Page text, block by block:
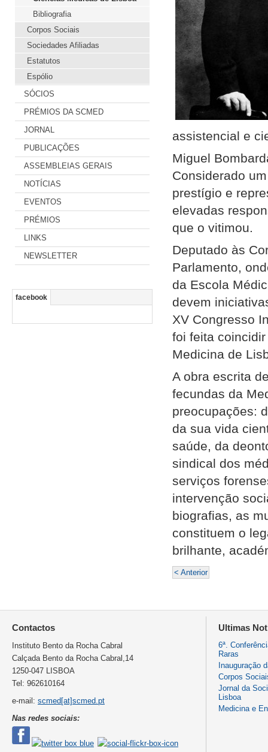
Bibliografia
Corpos Sociais
Sociedades Afiliadas
Estatutos
Espólio
SÓCIOS
PRÉMIOS DA SCMED
JORNAL
PUBLICAÇÕES
ASSEMBLEIAS GERAIS
NOTÍCIAS
EVENTOS
PRÉMIOS
LINKS
NEWSLETTER
facebook
assistencial e
Miguel
Considerado
prestígio e
elevadas
que o vitimou.
Deputado às
Parlamento,
da Escola
devem
XV Congresso
foi feita
Medicina de
A obra escrita
fecundas da
preocupações:
da sua vida
saúde, da
sindical dos
serviços
intervenção
biografias, as
constituem o
brilhante,
< Anterior
Contactos
Instituto Bento da Rocha Cabral
Calçada Bento da Rocha Cabral,14
1250-047 LISBOA
Tel: 962610164
e-mail: scmed[at]scmed.pt
Nas redes sociais:
Ultimas
6ª.
Raras
Inauguração
Corpos
Jornal da
Lisboa
Medicina e